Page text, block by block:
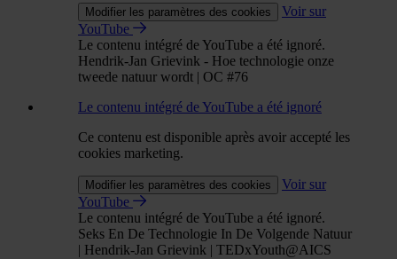
Modifier les paramètres des cookies
Voir sur
YouTube
Le contenu intégré de YouTube a été ignoré.
Hendrik-Jan Grievink - Hoe technologie onze
tweede natuur wordt | OC #76
Le contenu intégré de YouTube a été ignoré
Ce contenu est disponible après avoir accepté les
cookies marketing.
Modifier les paramètres des cookies
Voir sur
YouTube
Le contenu intégré de YouTube a été ignoré.
Seks En De Technologie In De Volgende Natuur
| Hendrik-Jan Grievink | TEDxYouth@AICS